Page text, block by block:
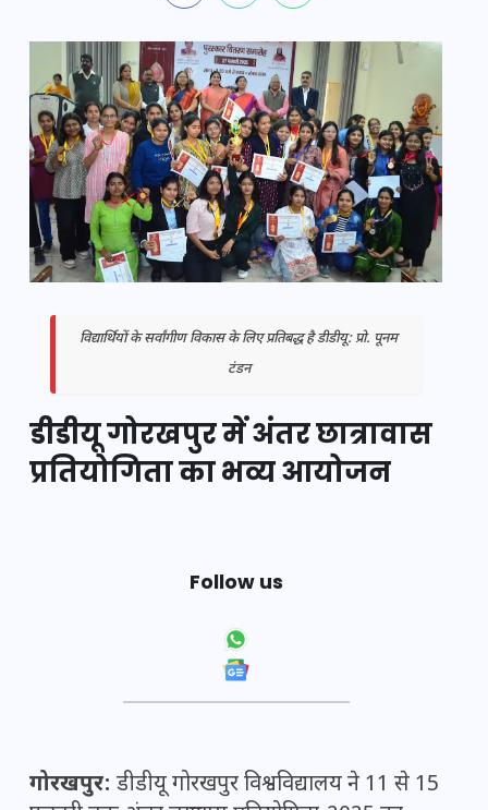
विद्यार्थियों के सर्वांगीण विकास के लिए प्रतिबद्ध है डीडीयू: प्रो. पूनम
टंडन
डीडीयू गोरखपुर में अंतर छात्रावास
प्रतियोगिता का भव्य आयोजन
Follow us
गोरखपुर: डीडीयू गोरखपुर विश्वविद्यालय ने 11 से 15